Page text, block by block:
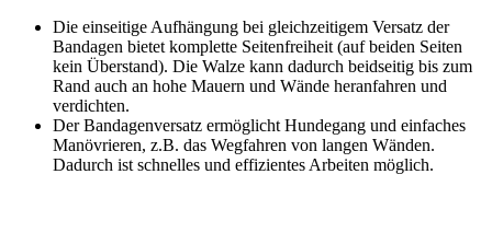
Die einseitige Aufhängung bei gleichzeitigem Versatz der
Bandagen bietet komplette Seitenfreiheit (auf beiden Seiten
kein Überstand). Die Walze kann dadurch beidseitig bis zum
Rand auch an hohe Mauern und Wände heranfahren und
verdichten.
Der Bandagenversatz ermöglicht Hundegang und einfaches
Manövrieren, z.B. das Wegfahren von langen Wänden.
Dadurch ist schnelles und effizientes Arbeiten möglich.